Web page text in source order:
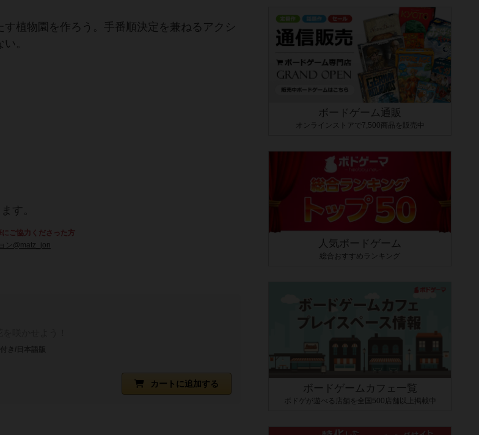
植物園を作ろう。手番順決定を兼ねるアクシ
。
す。
にご協力くださった方
ン@matz_jon
カートに追加する
ボードゲーム通販
オンラインストアで7,500商品を販売中
人気ボードゲーム
総合おすすめランキング
ボードゲームカフェ一覧
ボドゲが遊べる店舗を全国500店舗以上掲載中